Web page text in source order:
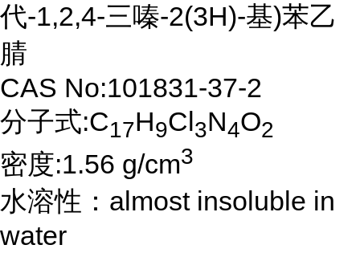
代-1,2,4-三嗪-2(3H)-基)苯乙
腈
CAS No:101831-37-2
分子式:C17H9Cl3N4O2
密度:1.56 g/cm3
水溶性：almost insoluble in
water